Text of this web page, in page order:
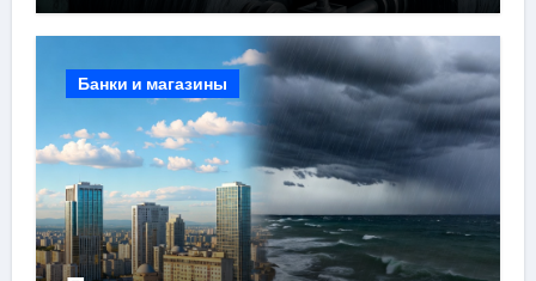
Банки и магазины